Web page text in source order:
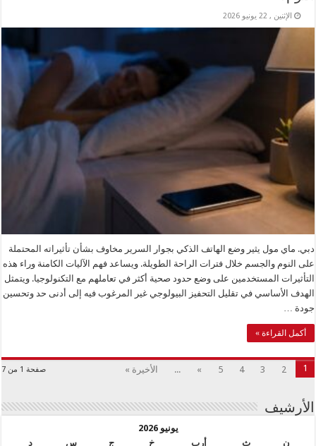
الإثنين , 22 يونيو 2026
دبي. ماي مول يثير وضع الهاتف الذكي بجوار السرير مخاوف بشأن تأثيراته المحتملة
على النوم والجسم خلال فترات الراحة الطويلة. ويساعد فهم الآليات الكامنة وراء هذه
التأثيرات المستخدمين على وضع حدود صحية أكثر في تعاملهم مع التكنولوجيا. ويتمثل
الهدف الأساسي في تقليل التحفيز البيولوجي غير المرغوب فيه إلى أدنى حد وتحسين
جودة …
أكمل القراءة »
صفحة 1 من 7 1
2
3
4
5
»
... الأخيرة »
الأرشيف
يونيو 2026
ن
ث أرب خ ج س
د